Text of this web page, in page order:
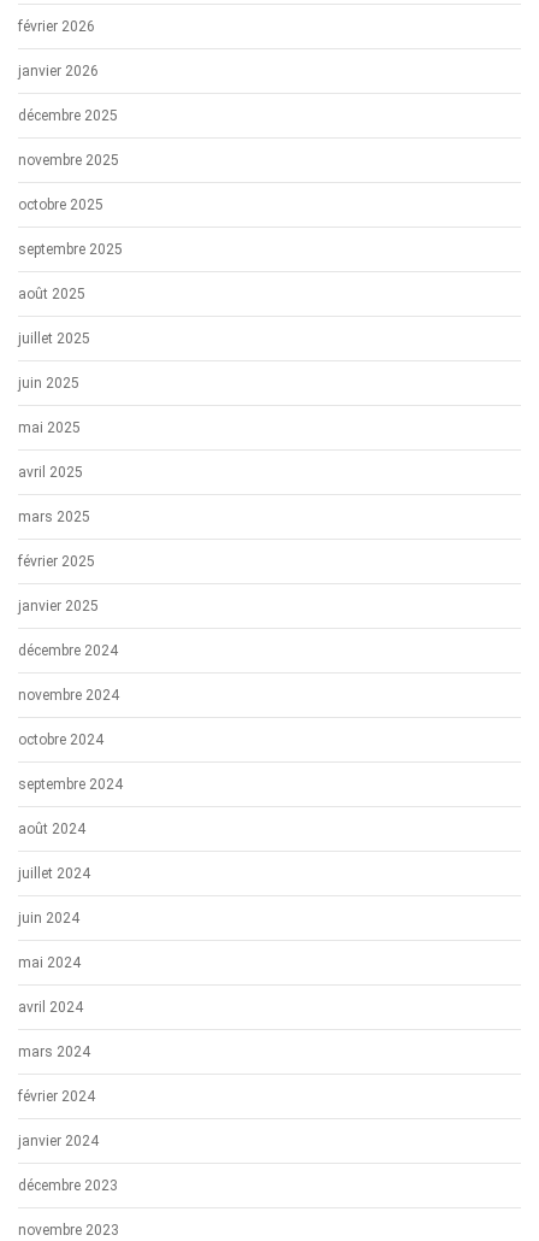
février 2026
janvier 2026
décembre 2025
novembre 2025
octobre 2025
septembre 2025
août 2025
juillet 2025
juin 2025
mai 2025
avril 2025
mars 2025
février 2025
janvier 2025
décembre 2024
novembre 2024
octobre 2024
septembre 2024
août 2024
juillet 2024
juin 2024
mai 2024
avril 2024
mars 2024
février 2024
janvier 2024
décembre 2023
novembre 2023